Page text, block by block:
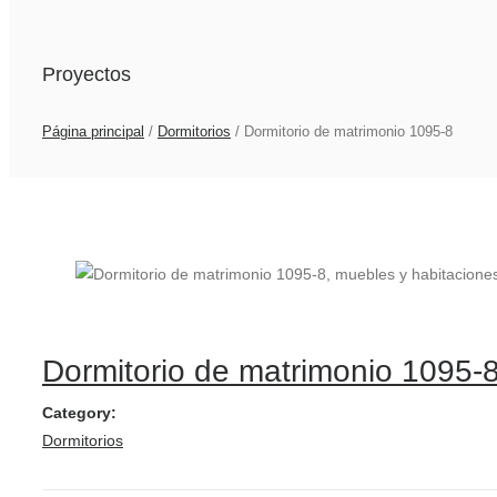
Proyectos
Página principal / Dormitorios / Dormitorio de matrimonio 1095-8
Dormitorio de matrimonio 1095-
Category:
Dormitorios